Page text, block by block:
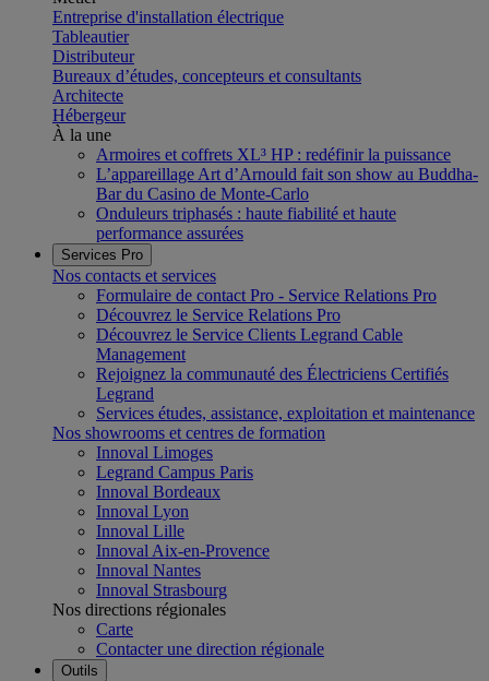
Entreprise d'installation électrique
Tableautier
Distributeur
Bureaux d’études, concepteurs et consultants
Architecte
Hébergeur
À la une
Armoires et coffrets XL³ HP : redéfinir la puissance
L’appareillage Art d’Arnould fait son show au Buddha-
Bar du Casino de Monte-Carlo
Onduleurs triphasés : haute fiabilité et haute
performance assurées
Services Pro
Nos contacts et services
Formulaire de contact Pro - Service Relations Pro
Découvrez le Service Relations Pro
Découvrez le Service Clients Legrand Cable
Management
Rejoignez la communauté des Électriciens Certifiés
Legrand
Services études, assistance, exploitation et maintenance
Nos showrooms et centres de formation
Innoval Limoges
Legrand Campus Paris
Innoval Bordeaux
Innoval Lyon
Innoval Lille
Innoval Aix-en-Provence
Innoval Nantes
Innoval Strasbourg
Nos directions régionales
Carte
Contacter une direction régionale
Outils